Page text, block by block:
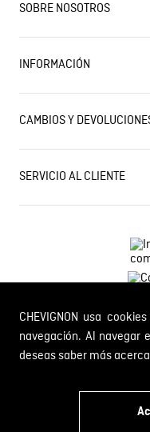
CHEVIGNON usa
navegación. Al navegar
deseas saber más
SOBRE NOSOTROS
Encuentra tu tienda
Historia de la marca
Mapa del sitio
Próximos eventos
INFORMACIÓN
Términos y condiciones
Términos y condiciones
Política de Cookies
Política de Cambios y
CAMBIOS Y
Gestiona tu cambio o
PQR y Otras solicitudes
Estado de mi PQR
SERVICIO AL CLIENTE
Whatsapp
Comodin S.A.S.